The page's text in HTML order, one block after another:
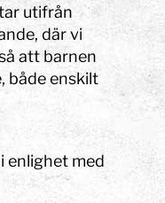
utifrån
där vi
att barnen
både enskilt
enlighet med